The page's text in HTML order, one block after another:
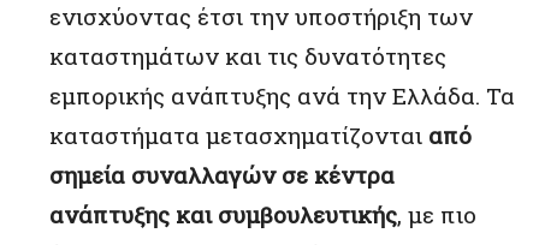
ενισχύοντας έτσι την υποστήριξη των
καταστημάτων και τις δυνατότητες
εμπορικής ανάπτυξης ανά την Ελλάδα. Τα
καταστήματα μετασχηματίζονται από
σημεία συναλλαγών σε κέντρα
ανάπτυξης και συμβουλευτικής, με πιο